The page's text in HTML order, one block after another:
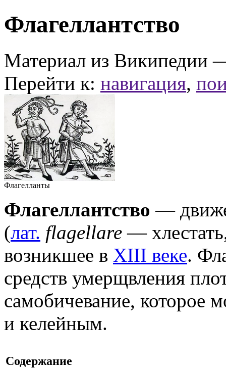
Флагеллантство
Материал из Википедии
Перейти к: навигация,
Флагелланты
Флагеллантство —
(лат. flagellare —
возникшее в XIII веке.
средств умерщвления
самобичевание, которое
и келейным.
Содержание